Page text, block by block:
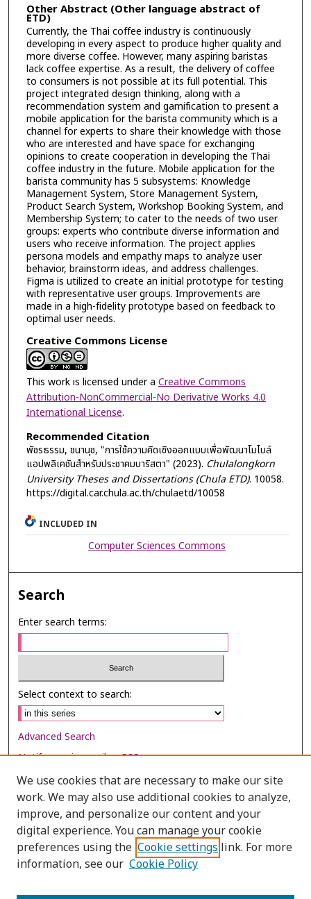
Other Abstract (Other language abstract of
ETD)
Currently, the Thai coffee industry is continuously
developing in every aspect to produce higher quality and
more diverse coffee. However, many aspiring baristas
lack coffee expertise. As a result, the delivery of coffee
to consumers is not possible at its full potential. This
project integrated design thinking, along with a
recommendation system and gamification to present a
mobile application for the barista community which is a
channel for experts to share their knowledge with those
who are interested and have space for exchanging
opinions to create cooperation in developing the Thai
coffee industry in the future. Mobile application for the
barista community has 5 subsystems: Knowledge
Management System, Store Management System,
Product Search System, Workshop Booking System, and
Membership System; to cater to the needs of two user
groups: experts who contribute diverse information and
users who receive information. The project applies
persona models and empathy maps to analyze user
behavior, brainstorm ideas, and address challenges.
Figma is utilized to create an initial prototype for testing
with representative user groups. Improvements are
made in a high-fidelity prototype based on feedback to
optimal user needs.
Creative Commons License
This work is licensed under a Creative Commons
Attribution-NonCommercial-No Derivative Works 4.0
International License.
Recommended Citation
พัชรธรรม, ชนานุช, "การใช้ความคิดเชิงออกแบบเพื่อพัฒนาโมไบล์
แอปพลิเคชันสำหรับประชาคมบาริสตา" (2023). Chulalongkorn
University Theses and Dissertations (Chula ETD). 10058.
https://digital.car.chula.ac.th/chulaetd/10058
INCLUDED IN
Computer Sciences Commons
Search
Enter search terms:
Select context to search:
Advanced Search
Notify me via email orRSS
Browse
Collections
Disciplines
Authors
We use cookies that are necessary to make our site
work. We may also use additional cookies to analyze,
improve, and personalize our content and your
digital experience. You can manage your cookie
preferences using the Cookie settings link. For more
information, see our Cookie Policy